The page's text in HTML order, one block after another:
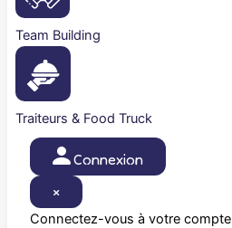
Team Building
Traiteurs & Food Truck
Connexion
×
Connectez-vous à votre compte